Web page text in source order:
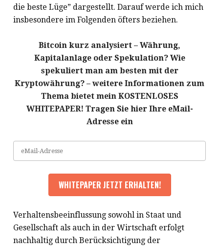
die beste Lüge” dargestellt. Darauf werde ich mich
insbesondere im Folgenden öfters beziehen.
Bitcoin kurz analysiert – Währung,
Kapitalanlage oder Spekulation? Wie
spekuliert man am besten mit der
Kryptowährung? – weitere Informationen zum
Thema bietet mein KOSTENLOSES
WHITEPAPER! Tragen Sie hier Ihre eMail-
Adresse ein
Verhaltensbeeinflussung sowohl in Staat und
Gesellschaft als auch in der Wirtschaft erfolgt
nachhaltig durch Berücksichtigung der